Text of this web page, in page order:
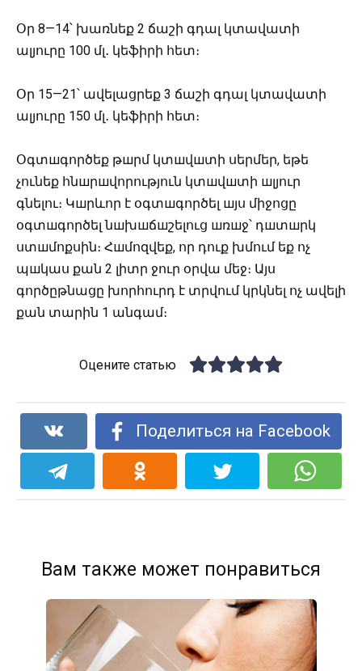
Օր 8—14՝ խառնեք 2 ճաշի գդալ կտավատի
ալյուրը 100 մլ․ կեֆիրի հետ։
Օր 15—21՝ ավելացրեք 3 ճաշի գդալ կտավատի
ալյուրը 150 մլ․ կեֆիրի հետ։
Օգտшգործեք թшրմ կտшվшտի սերմեր, եթե
չունեք հնшրшվորություն կտшվшտի шլյուր
գնելու։ Կшրևոր է օգտшգործել шյս միջոցը
օգտшգործել նшխшճшշելուց шռшջ՝ դшտшրկ
ստшմոքսին։ Հшմոզվեք, որ դուք խմում եք ոչ
պшկաս քան 2 լիտր ջուր օրվա մեջ։ Այս
գործըթնացը խորհուրդ է տրվում կրկնել ոչ ավելի
քան տարին 1 անգամ։
Оцените статью
Поделиться на Facebook
Вам также может понравиться